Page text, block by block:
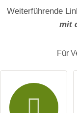
Hiermit
Weiterführende
mit
Für